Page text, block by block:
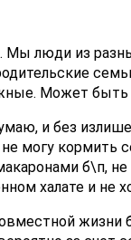
Мы люди из
Может быть
и без
не могу кормить
б\п, не
халате и не
жизни